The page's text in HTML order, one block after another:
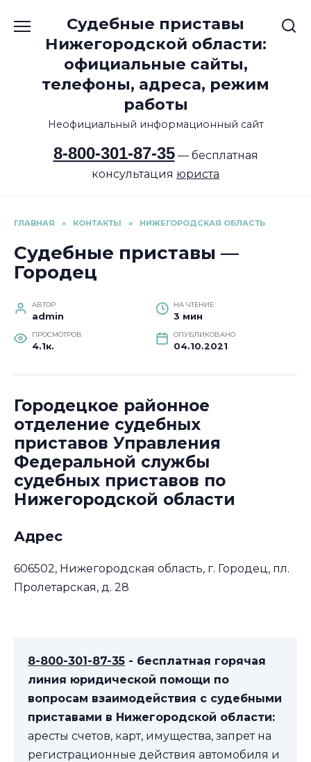
содержанию
Судебные приставы
Нижегородской области:
официальные сайты,
телефоны, адреса, режим
работы
Неофициальный информационный сайт
8-800-301-87-35— бесплатная
консультация юриста
ГЛАВНАЯ » КОНТАКТЫ » НИЖЕГОРОДСКАЯ ОБЛАСТЬ
Судебные приставы —
Городец
АВТОР
admin
НА ЧТЕНИЕ
3 мин
ПРОСМОТРОВ
4.1к.
ОПУБЛИКОВАНО
04.10.2021
Городецкое районное
отделение судебных
приставов Управления
Федеральной службы
судебных приставов по
Нижегородской области
Адрес
606502, Нижегородская область, г. Городец, пл.
Пролетарская, д. 28
8-800-301-87-35 - бесплатная горячая
линия юридической помощи по
вопросам взаимодействия с судебными
приставами в Нижегородской области:
аресты счетов, карт, имущества, запрет на
регистрационные действия автомобиля и